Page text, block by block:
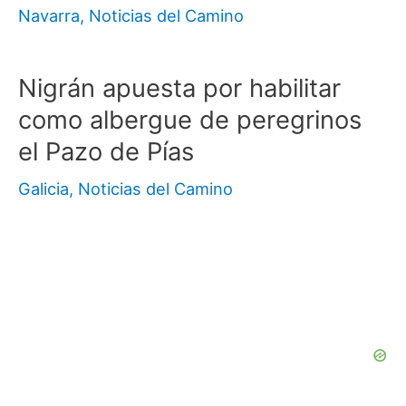
Navarra, Noticias del Camino
Nigrán apuesta por habilitar
como albergue de peregrinos
el Pazo de Pías
Galicia, Noticias del Camino